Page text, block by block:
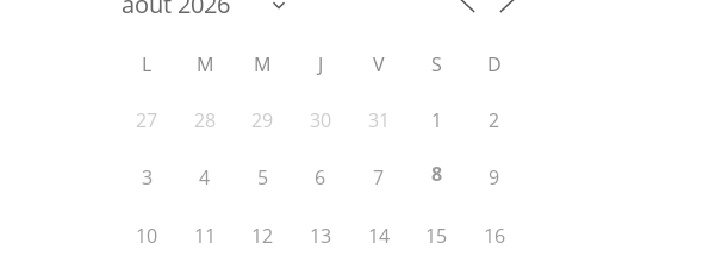
L M M J V S D
27 28 29 30 31 1 2
3 4 5 6 7 8 9
10 11 12 13 14 15 16